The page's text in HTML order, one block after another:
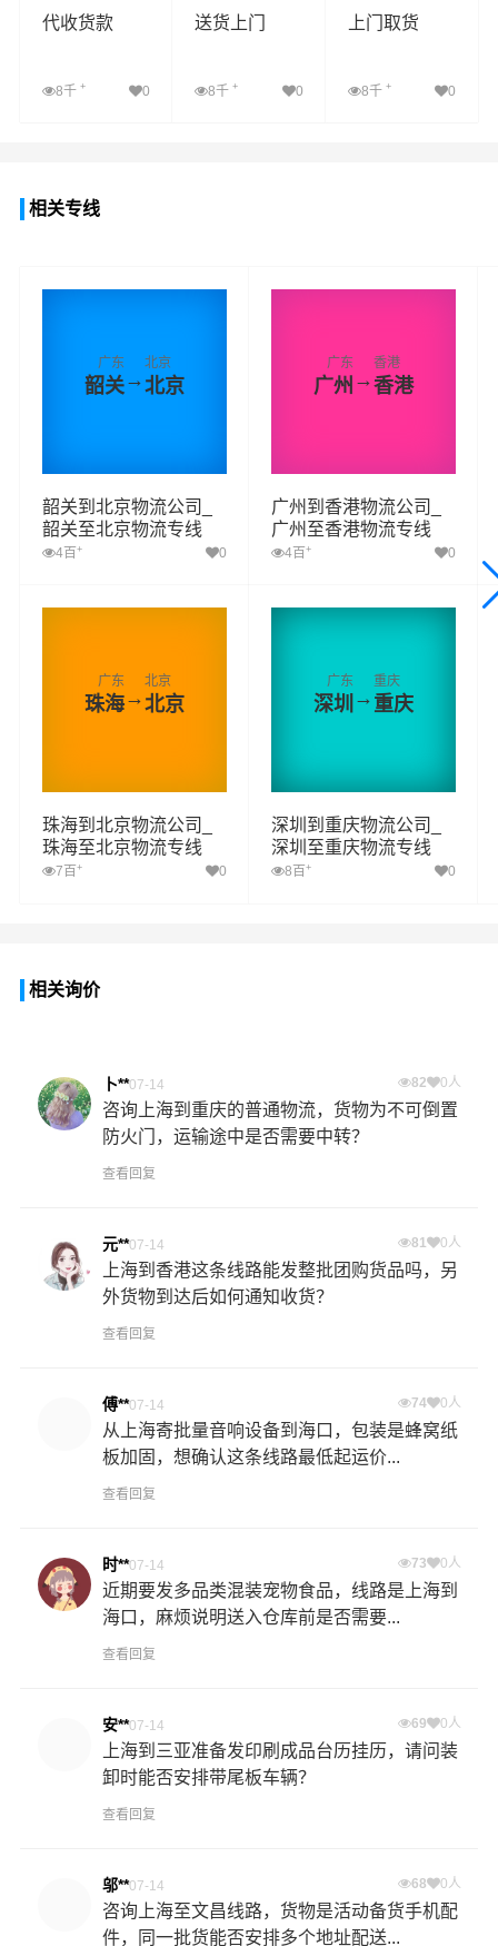
代收货款
8千 + 0
送货上门
8千+ 0
上门取货
8千 + 0
相关专线
广东
韶关→
北京
北京
韶关到北京物流公司_
韶关至北京物流专线
4百 + 0
广东
广州 →
香港
香港
广州到香港物流公司_
广州至香港物流专线
4百 + 0
广东
珠海→
北京
北京
珠海到北京物流公司_
珠海至北京物流专线
7百 + 0
广东
深圳→
重庆
重庆
深圳到重庆物流公司_
深圳至重庆物流专线
8百 + 0
相关询价
卜**07-14 82 0人
咨询上海到重庆的普通物流，货物为不可倒置
防火门，运输途中是否需要中转？
查看回复
元**07-14 81 0人
上海到香港这条线路能发整批团购货品吗，另
外货物到达后如何通知收货？
查看回复
傅**07-14 74 0人
从上海寄批量音响设备到海口，包装是蜂窝纸
板加固，想确认这条线路最低起运价...
查看回复
时**07-14 73 0人
近期要发多品类混装宠物食品，线路是上海到
海口，麻烦说明送入仓库前是否需要...
查看回复
安**07-14 69 0人
上海到三亚准备发印刷成品台历挂历，请问装
卸时能否安排带尾板车辆？
查看回复
邬**07-14 68 0人
咨询上海至文昌线路，货物是活动备货手机配
件，同一批货能否安排多个地址配送...